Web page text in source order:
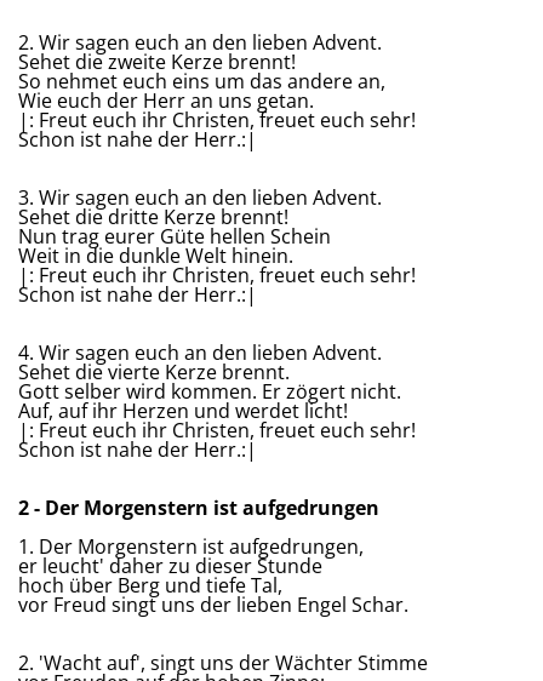
2. Wir sagen euch an den lieben Advent.
Sehet die zweite Kerze brennt!
So nehmet euch eins um das andere an,
Wie euch der Herr an uns getan.
|: Freut euch ihr Christen, freuet euch sehr!
Schon ist nahe der Herr.:|
3. Wir sagen euch an den lieben Advent.
Sehet die dritte Kerze brennt!
Nun trag eurer Güte hellen Schein
Weit in die dunkle Welt hinein.
|: Freut euch ihr Christen, freuet euch sehr!
Schon ist nahe der Herr.:|
4. Wir sagen euch an den lieben Advent.
Sehet die vierte Kerze brennt.
Gott selber wird kommen. Er zögert nicht.
Auf, auf ihr Herzen und werdet licht!
|: Freut euch ihr Christen, freuet euch sehr!
Schon ist nahe der Herr.:|
2 - Der Morgenstern ist aufgedrungen
1. Der Morgenstern ist aufgedrungen,
er leucht' daher zu dieser Stunde
hoch über Berg und tiefe Tal,
vor Freud singt uns der lieben Engel Schar.
2. 'Wacht auf', singt uns der Wächter Stimme